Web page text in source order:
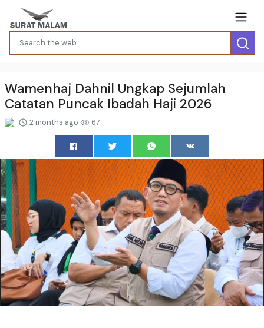
Wamenhaj Dahnil Ungkap Sejumlah
Catatan Puncak Ibadah Haji 2026
2 months ago 67